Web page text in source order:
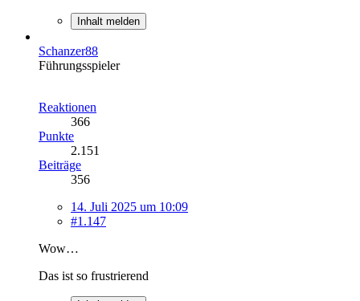
Inhalt melden
Schanzer88
Führungsspieler
Reaktionen
366
Punkte
2.151
Beiträge
356
14. Juli 2025 um 10:09
#1.147
Wow…
Das ist so frustrierend